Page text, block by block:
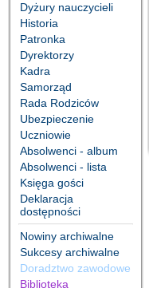
Dyżury nauczycieli
Historia
Patronka
Dyrektorzy
Kadra
Samorząd
Rada Rodziców
Ubezpieczenie
Uczniowie
Absolwenci - album
Absolwenci - lista
Księga gości
Deklaracja
dostępności
Nowiny archiwalne
Sukcesy archiwalne
Doradztwo zawodowe
Biblioteka